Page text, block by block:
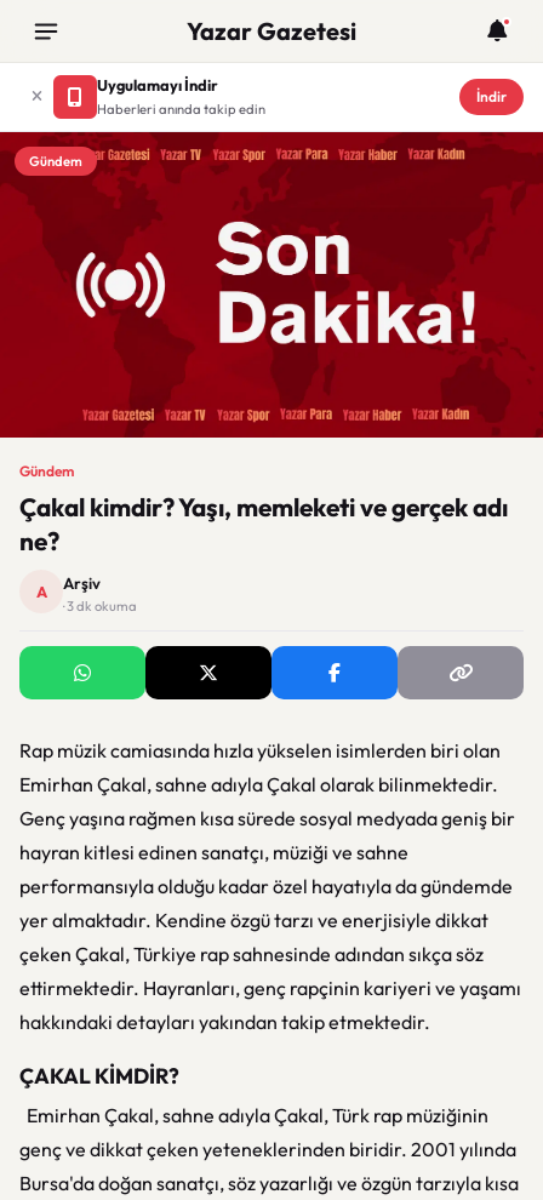
Yazar Gazetesi
Uygulamayı İndir
Haberleri anında takip edin
İndir
Gündem
Gündem
Çakal kimdir? Yaşı, memleketi ve gerçek adı
ne?
A Arşiv
· 3 dk okuma
Rap müzik camiasında hızla yükselen isimlerden biri olan
Emirhan Çakal, sahne adıyla Çakal olarak bilinmektedir.
Genç yaşına rağmen kısa sürede sosyal medyada geniş bir
hayran kitlesi edinen sanatçı, müziği ve sahne
performansıyla olduğu kadar özel hayatıyla da gündemde
yer almaktadır. Kendine özgü tarzı ve enerjisiyle dikkat
çeken Çakal, Türkiye rap sahnesinde adından sıkça söz
ettirmektedir. Hayranları, genç rapçinin kariyeri ve yaşamı
hakkındaki detayları yakından takip etmektedir.
ÇAKAL KİMDİR?
Emirhan Çakal, sahne adıyla Çakal, Türk rap müziğinin
genç ve dikkat çeken yeteneklerinden biridir. 2001 yılında
Bursa'da doğan sanatçı, söz yazarlığı ve özgün tarzıyla kısa